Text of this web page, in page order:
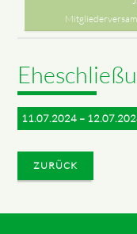
11.07.2024 –
ZURÜCK